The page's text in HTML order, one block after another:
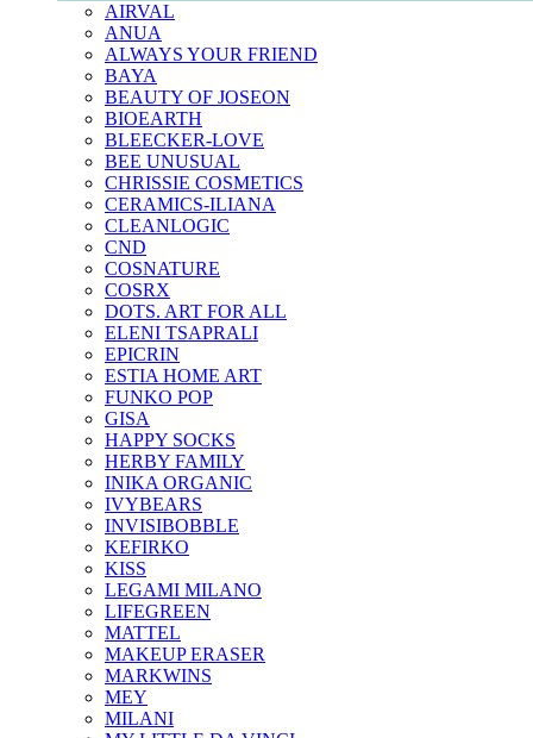
AIRVAL
ANUA
ALWAYS YOUR FRIEND
BAYA
BEAUTY OF JOSEON
BIOEARTH
BLEECKER-LOVE
BEE UNUSUAL
CHRISSIE COSMETICS
CERAMICS-ILIANA
CLEANLOGIC
CND
COSNATURE
COSRX
DOTS. ART FOR ALL
ELENI TSAPRALI
EPICRIN
ESTIA HOME ART
FUNKO POP
GISA
HAPPY SOCKS
HERBY FAMILY
INIKA ORGANIC
IVYBEARS
INVISIBOBBLE
KEFIRKO
KISS
LEGAMI MILANO
LIFEGREEN
MATTEL
MAKEUP ERASER
MARKWINS
MEY
MILANI